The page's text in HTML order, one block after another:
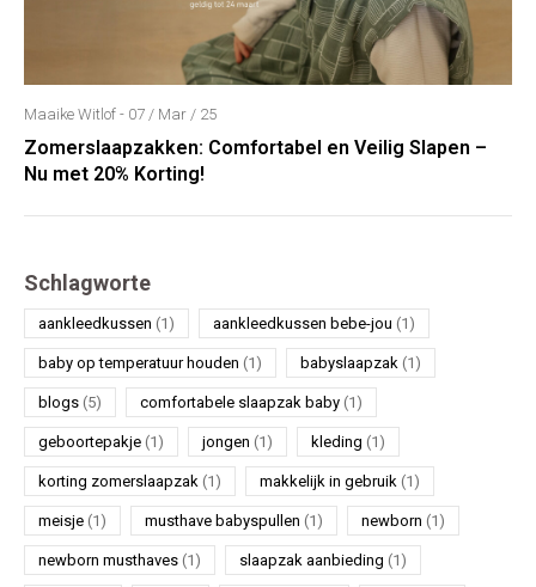
Maaike Witlof - 07 / Mar / 25
Zomerslaapzakken: Comfortabel en Veilig Slapen –
Nu met 20% Korting!
Schlagworte
aankleedkussen (1) aankleedkussen bebe-jou (1)
baby op temperatuur houden (1) babyslaapzak (1)
blogs (5) comfortabele slaapzak baby (1)
geboortepakje (1) jongen (1) kleding (1)
korting zomerslaapzak (1) makkelijk in gebruik (1)
meisje (1) musthave babyspullen (1) newborn (1)
newborn musthaves (1) slaapzak aanbieding (1)